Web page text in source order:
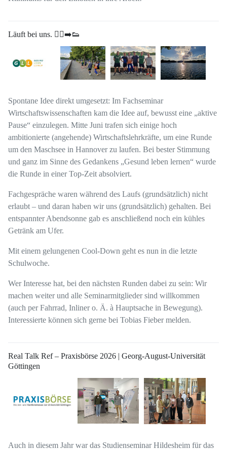
Läuft bei uns. 🏃‍♀️‍➡️👟
Spontane Idee direkt umgesetzt: Im Fachseminar
Wirtschaftswissenschaften kam die Idee auf, bewusst eine „aktive
Pause“ einzulegen. Mitte Juni trafen sich einige hoch
ambitionierte (angehende) Wirtschaftslehrkräfte, um eine Runde
um den Maschsee in Hannover zu laufen. Bei bester Stimmung
und ganz im Sinne des Gedankens „Gesund leben lernen“ wurde
die Runde in einer Top-Zeit absolviert.
Fachgespräche waren während des Laufs (grundsätzlich) nicht
erlaubt – und daran haben wir uns (grundsätzlich) gehalten. Bei
entspannter Abendsonne gab es anschließend noch ein kühles
Getränk am Ufer.
Mit einem gelungenen Cool-Down geht es nun in die letzte
Schulwoche.
Wer Interesse hat, bei den nächsten Runden dabei zu sein: Wir
machen weiter und alle Seminarmitglieder sind willkommen
(auch per Fahrrad, Inliner o. Ä. à Hauptsache in Bewegung).
Interessierte können sich gerne bei Tobias Fieber melden.
Real Talk Ref – Praxisbörse 2026 | Georg-August-Universität
Göttingen
Auch in diesem Jahr war das Studienseminar Hildesheim für das